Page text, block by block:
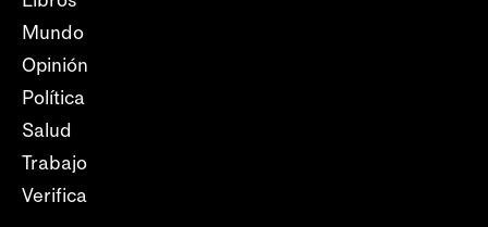
Mundo
Opinión
Política
Salud
Trabajo
Verifica